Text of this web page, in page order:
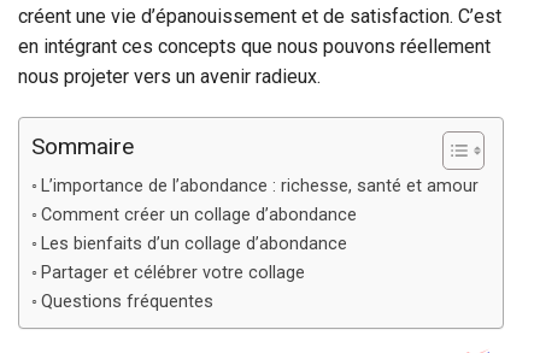
créent une vie d’épanouissement et de satisfaction. C’est
en intégrant ces concepts que nous pouvons réellement
nous projeter vers un avenir radieux.
Sommaire
L’importance de l’abondance : richesse, santé et amour
Comment créer un collage d’abondance
Les bienfaits d’un collage d’abondance
Partager et célébrer votre collage
Questions fréquentes